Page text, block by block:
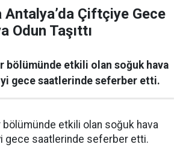
Antalya’da Çiftçiye Gece
Odun Taşıttı
bölümünde etkili olan soğuk hava
gece saatlerinde seferber etti.
bölümünde etkili olan soğuk hava
gece saatlerinde seferber etti.